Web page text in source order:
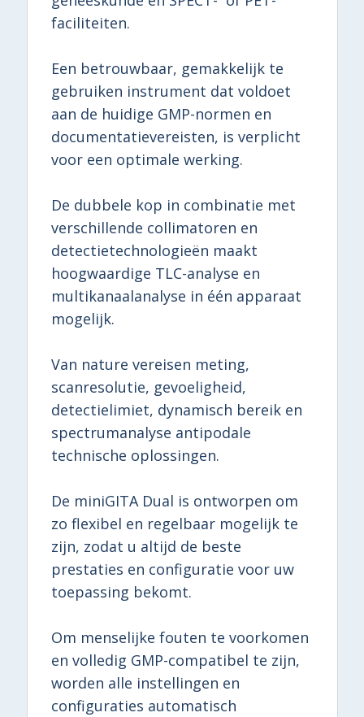
faciliteiten.
Een betrouwbaar, gemakkelijk te
gebruiken instrument dat voldoet
aan de huidige GMP-normen en
documentatievereisten, is verplicht
voor een optimale werking.
De dubbele kop in combinatie met
verschillende collimatoren en
detectietechnologieën maakt
hoogwaardige TLC-analyse en
multikanaalanalyse in één apparaat
mogelijk.
Van nature vereisen meting,
scanresolutie, gevoeligheid,
detectielimiet, dynamisch bereik en
spectrumanalyse antipodale
technische oplossingen.
De miniGITA Dual is ontworpen om
zo flexibel en regelbaar mogelijk te
zijn, zodat u altijd de beste
prestaties en configuratie voor uw
toepassing bekomt.
Om menselijke fouten te voorkomen
en volledig GMP-compatibel te zijn,
worden alle instellingen en
configuraties automatisch